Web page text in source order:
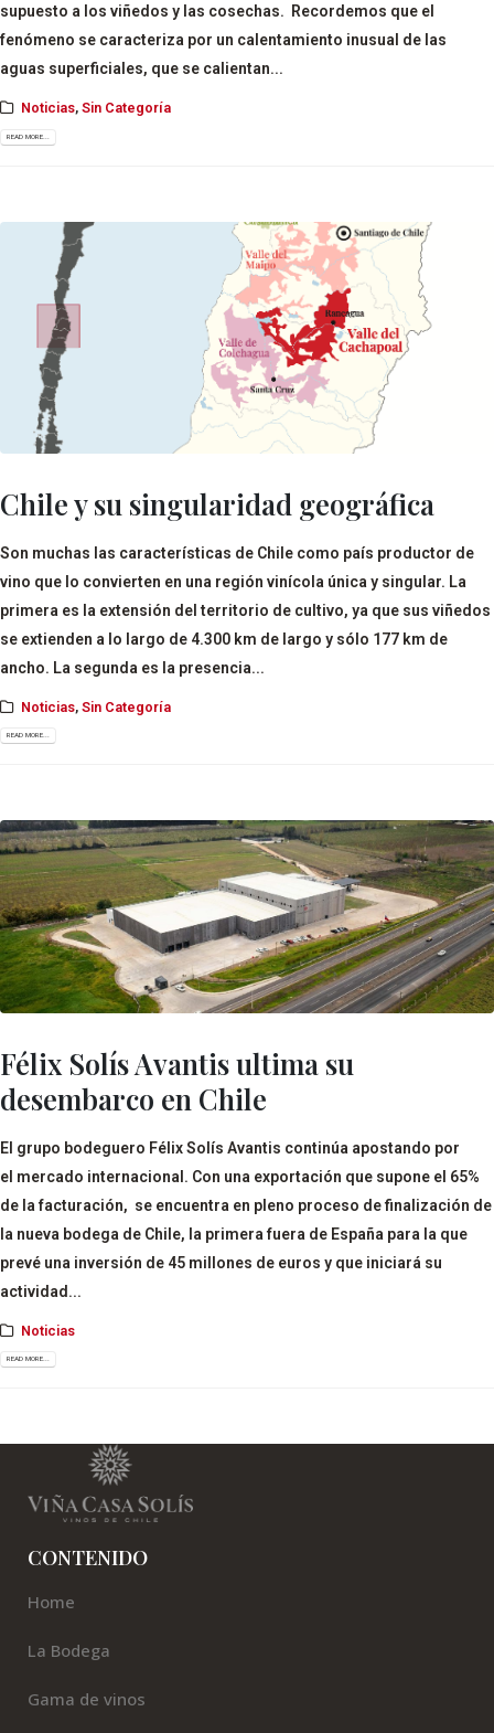
supuesto a los viñedos y las cosechas. Recordemos que el
fenómeno se caracteriza por un calentamiento inusual de las
aguas superficiales, que se calientan...
Noticias, Sin Categoría
READ MORE...
Chile y su singularidad geográfica
Son muchas las características de Chile como país productor de
vino que lo convierten en una región vinícola única y singular. La
primera es la extensión del territorio de cultivo, ya que sus viñedos
se extienden a lo largo de 4.300 km de largo y sólo 177 km de
ancho. La segunda es la presencia...
Noticias, Sin Categoría
READ MORE...
Félix Solís Avantis ultima su
desembarco en Chile
El grupo bodeguero Félix Solís Avantis continúa apostando por
el mercado internacional. Con una exportación que supone el 65%
de la facturación, se encuentra en pleno proceso de finalización de
la nueva bodega de Chile, la primera fuera de España para la que
prevé una inversión de 45 millones de euros y que iniciará su
actividad...
Noticias
READ MORE...
CONTENIDO
Home
La Bodega
Gama de vinos